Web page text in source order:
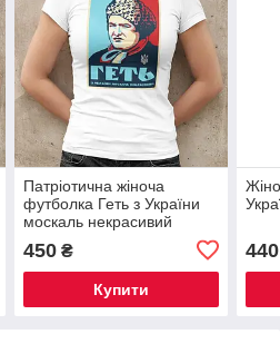
Патріотична жіноча
футболка Геть з України
москаль некрасивий
450₴
Купити
440